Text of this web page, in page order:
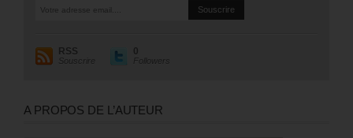
RSS
Souscrire
0
Followers
A PROPOS DE L’AUTEUR